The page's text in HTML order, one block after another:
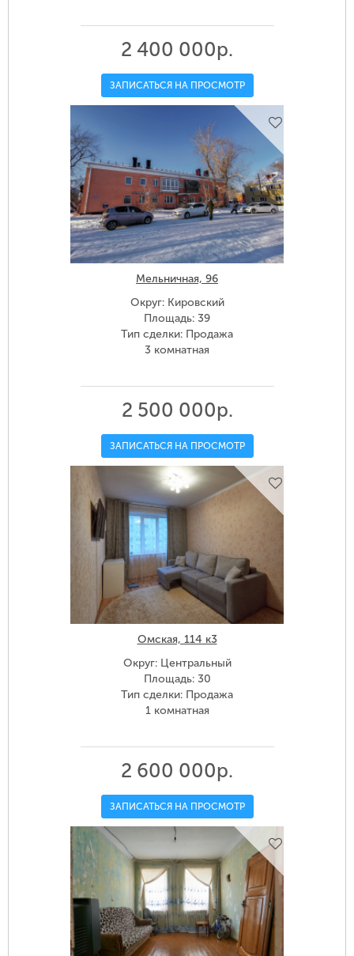
2 400 000р.
ЗАПИСАТЬСЯ НА ПРОСМОТР
Мельничная, 96
Округ: Кировский
Площадь: 39
Тип сделки: Продажа
3 комнатная
2 500 000р.
ЗАПИСАТЬСЯ НА ПРОСМОТР
Омская, 114 к3
Округ: Центральный
Площадь: 30
Тип сделки: Продажа
1 комнатная
2 600 000р.
ЗАПИСАТЬСЯ НА ПРОСМОТР